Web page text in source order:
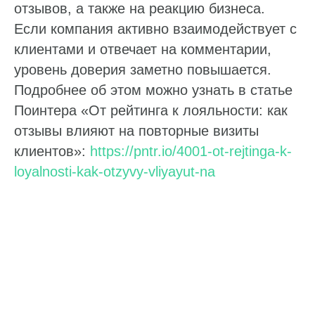
отзывов, а также на реакцию бизнеса.
Если компания активно взаимодействует с
клиентами и отвечает на комментарии,
уровень доверия заметно повышается.
Подробнее об этом можно узнать в статье
Поинтера «От рейтинга к лояльности: как
отзывы влияют на повторные визиты
клиентов»: https://pntr.io/4001-ot-rejtinga-k-
loyalnosti-kak-otzyvy-vliyayut-na